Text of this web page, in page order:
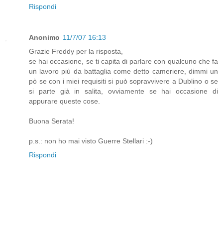
Rispondi
Anonimo 11/7/07 16:13
Grazie Freddy per la risposta,
se hai occasione, se ti capita di parlare con qualcuno che fa
un lavoro più da battaglia come detto cameriere, dimmi un
pò se con i miei requisiti si può sopravvivere a Dublino o se
si parte già in salita, ovviamente se hai occasione di
appurare queste cose.
Buona Serata!
p.s.: non ho mai visto Guerre Stellari :-)
Rispondi